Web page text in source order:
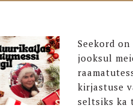
Seekord on
jooksul
kirjastuse
seltsiks ka